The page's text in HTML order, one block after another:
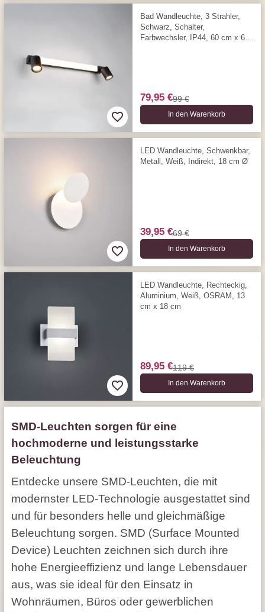
Bad Wandleuchte, 3 Strahler,
Schwarz, Schalter,
Farbwechsler, IP44, 60 cm x 6
79,95 €99 €
In den Warenkorb
LED Wandleuchte, Schwenkbar,
Metall, Weiß, Indirekt, 18 cm Ø
39,95 €69 €
In den Warenkorb
LED Wandleuchte, Rechteckig,
Aluminium, Weiß, OSRAM, 13
cm x 18 cm
89,95 €119 €
In den Warenkorb
SMD-Leuchten sorgen für eine
hochmoderne und leistungsstarke
Beleuchtung
Entdecke unsere SMD-Leuchten, die mit
modernster LED-Technologie ausgestattet sind
und für besonders helle und gleichmäßige
Beleuchtung sorgen. SMD (Surface Mounted
Device) Leuchten zeichnen sich durch ihre
hohe Energieeffizienz und lange Lebensdauer
aus, was sie ideal für den Einsatz in
Wohnräumen, Büros oder gewerblichen